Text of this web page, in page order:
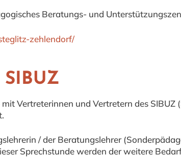
Beratungs- und
zehlendorf/
Vertreterinnen und Vertretern des
/ der Beratungslehrer
Sprechstunde werden der weitere